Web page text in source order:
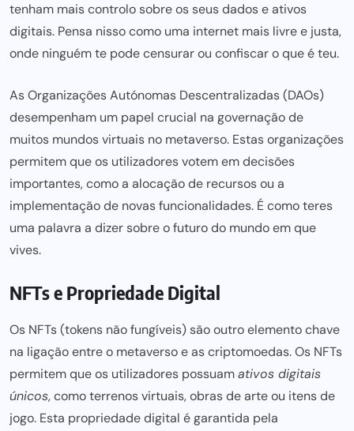
tenham mais controlo sobre os seus dados e ativos
digitais. Pensa nisso como uma internet mais livre e justa,
onde ninguém te pode censurar ou confiscar o que é teu.
As Organizações Autónomas Descentralizadas (DAOs)
desempenham um papel crucial na governação de
muitos mundos virtuais no metaverso. Estas organizações
permitem que os utilizadores votem em decisões
importantes, como a alocação de recursos ou a
implementação de novas funcionalidades. É como teres
uma palavra a dizer sobre o futuro do mundo em que
vives.
NFTs e Propriedade Digital
Os NFTs (tokens não fungíveis) são outro elemento chave
na ligação entre o metaverso e as criptomoedas. Os NFTs
permitem que os utilizadores possuamativos digitais
únicos, como terrenos virtuais, obras de arte ou itens de
jogo. Esta propriedade digital é garantida pela